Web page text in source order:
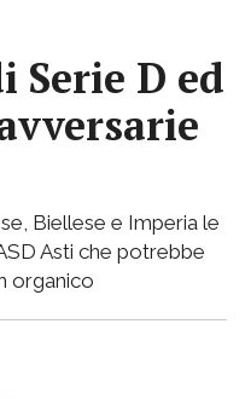
Serie D ed
Biellese e Imperia le
Asti che potrebbe
organico